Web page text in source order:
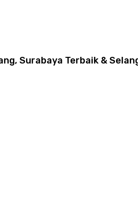
Surabaya Terbaik &